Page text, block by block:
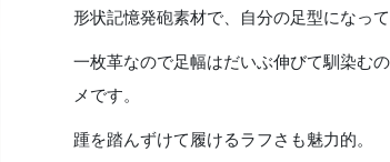
形状記憶発砲素材で、自分の足型になって
一枚革なので足幅はだいぶ伸びて馴染む
メです。
踵を踏んずけて履けるラフさも魅力的。